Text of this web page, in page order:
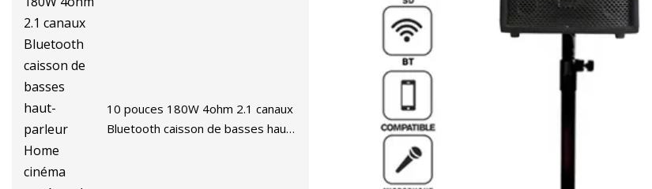
10 pouces 180W 4ohm 2.1 canaux
Bluetooth caisson de basses haut-